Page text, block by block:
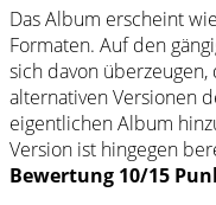
Das Album erscheint
Formaten. Auf den
sich davon
alternativen Versionen
eigentlichen Album
Version ist hingegen
Bewertung 10/15